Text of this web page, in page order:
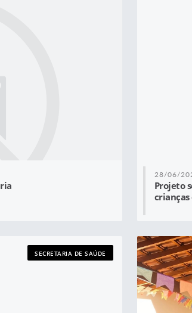
28/06/
Projeto
SECRETARIA DE SAÚDE